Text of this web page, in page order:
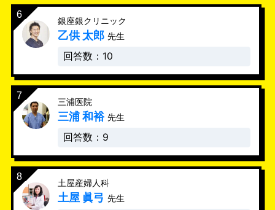
銀座銀クリニック
乙供 太郎 先生
回答数：10
三浦医院
三浦 和裕 先生
回答数：9
土屋産婦人科
土屋 眞弓 先生